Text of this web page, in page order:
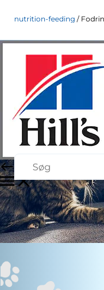
nutrition-feeding
Fodring
Ernæring og
Personale